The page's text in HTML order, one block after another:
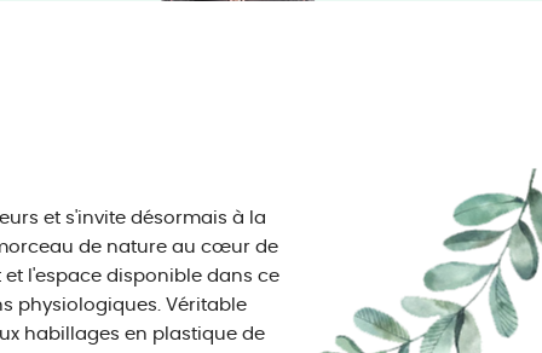
et s'invite désormais à la
de nature au cœur de
l'espace disponible dans ce
physiologiques. Véritable
habillages en plastique de